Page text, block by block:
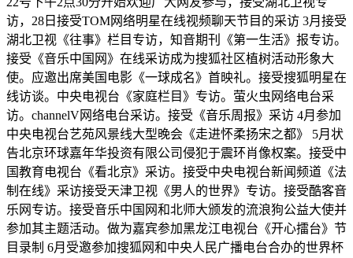
访，28日接受TOM网络明星在线视频聊天节目的采访 3月接受
湖北卫视《往事》栏目专访，知音期刊《第一生活》报专访。
接受《音乐中国网》在线采访成为搜狐社区植树活动形象大
使。应邀出席美国电影《一球成名》首映礼。接受搜狐明星在
线访谈。中央电视台《家庭栏目》专访。萤火虫网络电台采
访。channelV网络电台采访。接受《音乐周报》采访 4月参加
中央电视台艺苑风景线大型晚会《走进怀柔扬宋之都》 5月状
告北京环球嘉年华投资有限公司侵犯于震环肖像权案。接受中
国教育电视台《看北京》采访。接受中央电视台新闻频道《法
制在线》采访接受天津卫视《男人的世界》专访。接受酷客音
乐网专访。接受音乐中国网和北师大颁发的流浪狗公益大使并
参加其主题活动。做为嘉宾参加黑龙江电视台《开心擂台》节
目录制 6月受邀参加搜狐网和中央人民广播电台合办的世界杯